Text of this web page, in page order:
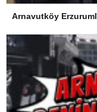
Arnavutköy